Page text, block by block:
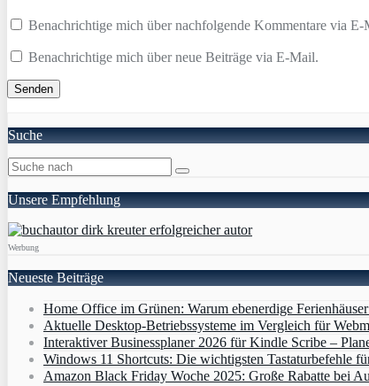
Benachrichtige mich über nachfolgende Kommentare via E-
Benachrichtige mich über neue Beiträge via E-Mail.
Suche
Unsere Empfehlung
Werbung
Neueste Beiträge
Home Office im Grünen: Warum ebenerdige
Aktuelle Desktop-Betriebssysteme im Vergleich für
Interaktiver Businessplaner 2026 für Kindle Scribe –
Windows 11 Shortcuts: Die wichtigsten Tastaturbefehle
Amazon Black Friday Woche 2025: Große Rabatte bei